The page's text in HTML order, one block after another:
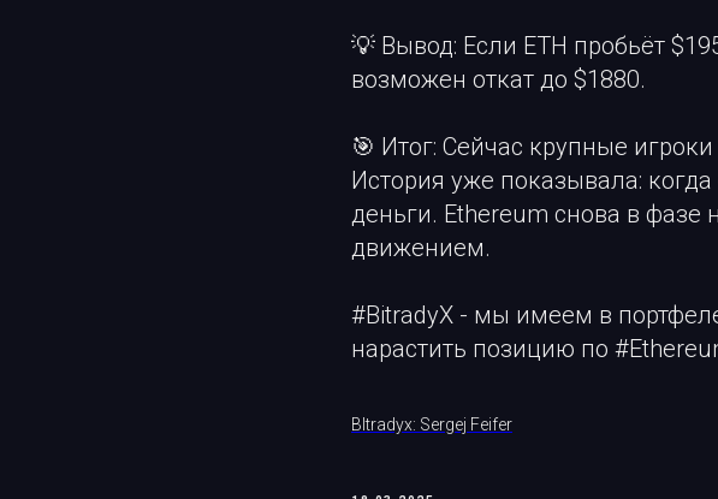
💡 Вывод: Если ETH пробьёт
возможен откат до $1880.
🎯 Итог: Сейчас крупные
История уже показывала:
деньги. Ethereum снова в
движением.
#BitradyX - мы имеем в
нарастить позицию по
BItradyx: Sergej Feifer